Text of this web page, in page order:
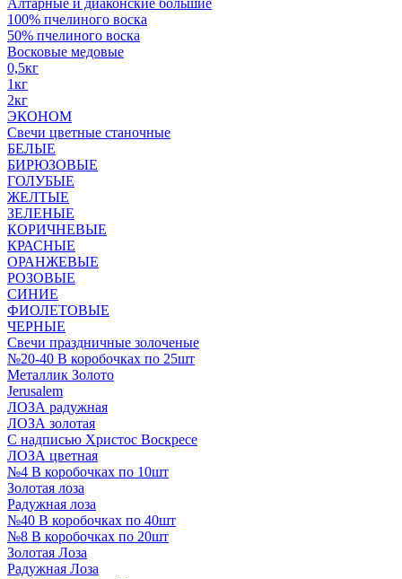
Алтарные и диаконские большие
100% пчелиного воска
50% пчелиного воска
Восковые медовые
0,5кг
1кг
2кг
ЭКОНОМ
Свечи цветные станочные
БЕЛЫЕ
БИРЮЗОВЫЕ
ГОЛУБЫЕ
ЖЕЛТЫЕ
ЗЕЛЕНЫЕ
КОРИЧНЕВЫЕ
КРАСНЫЕ
ОРАНЖЕВЫЕ
РОЗОВЫЕ
СИНИЕ
ФИОЛЕТОВЫЕ
ЧЕРНЫЕ
Свечи праздничные золоченые
№20-40 В коробочках по 25шт
Металлик Золото
Jerusalem
ЛОЗА радужная
ЛОЗА золотая
С надписью Христос Воскресе
ЛОЗА цветная
№4 В коробочках по 10шт
Золотая лоза
Радужная лоза
№40 В коробочках по 40шт
№8 В коробочках по 20шт
Золотая Лоза
Радужная Лоза